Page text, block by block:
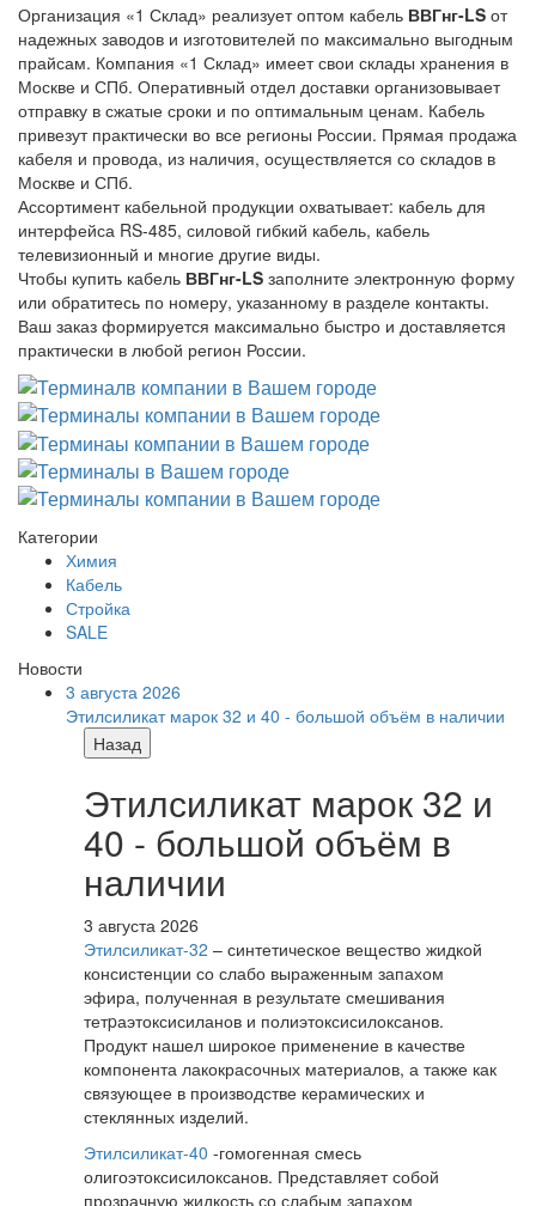
Организация «1 Склад» реализует оптом кабель ВВГнг-LS от
надежных заводов и изготовителей по максимально выгодным
прайсам. Компания «1 Склад» имеет свои склады хранения в
Москве и СПб. Оперативный отдел доставки организовывает
отправку в сжатые сроки и по оптимальным ценам. Кабель
привезут практически во все регионы России. Прямая продажа
кабеля и провода, из наличия, осуществляется со складов в
Москве и СПб.
Ассортимент кабельной продукции охватывает: кабель для
интерфейса RS-485, силовой гибкий кабель, кабель
телевизионный и многие другие виды.
Чтобы купить кабель ВВГнг-LS заполните электронную форму
или обратитесь по номеру, указанному в разделе контакты.
Ваш заказ формируется максимально быстро и доставляется
практически в любой регион России.
Категории
Химия
Кабель
Стройка
SALE
Новости
3 августа 2026
Этилсиликат марок 32 и 40 - большой объём в наличии
Назад
Этилсиликат марок 32 и
40 - большой объём в
наличии
3 августа 2026
Этилсиликат-32 – синтетическое вещество жидкой
консистенции со слабо выраженным запахом
эфира, полученная в результате смешивания
тетpаэтоксисиланов и полиэтоксисилоксанов.
Продукт нашел широкое применение в качестве
компонента лакокрасочных материалов, а также как
связующее в производстве керамических и
стеклянных изделий.
Этилсиликат-40 -гомогенная смесь
олигоэтоксисилоксанов. Представляет собой
прозрачную жидкость со слабым запахом